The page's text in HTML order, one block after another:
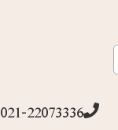
021-22073336